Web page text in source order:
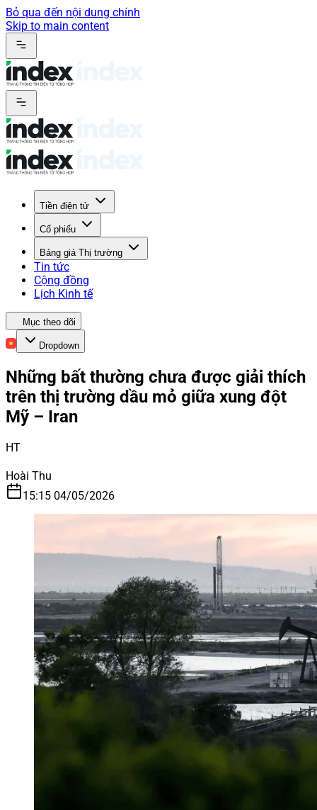
Bỏ qua đến nội dung chính
Skip to main content
Tiền điện tử
Cổ phiếu
Bảng giá Thị trường
Tin tức
Cộng đồng
Lịch Kinh tế
Mục theo dõi
Dropdown
Những bất thường chưa được giải thích
trên thị trường dầu mỏ giữa xung đột
Mỹ – Iran
HT
Hoài Thu
15:15 04/05/2026